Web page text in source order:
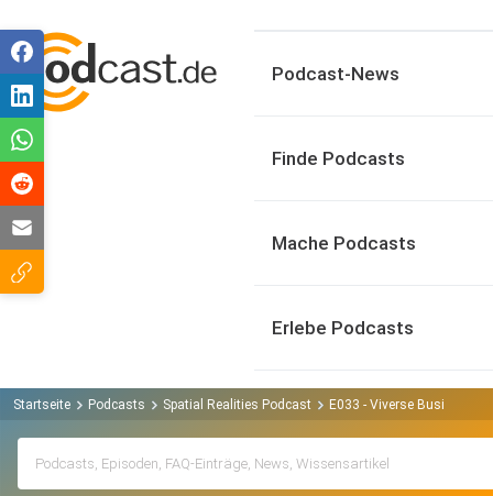
Podcast-News
Finde Podcasts
Mache Podcasts
Erlebe Podcasts
Startseite Podcasts Spatial Realities Podcast E033 - Viverse Business,